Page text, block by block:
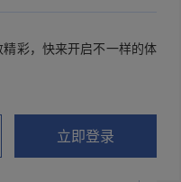
彩，快来开启不一样的体
立即登录